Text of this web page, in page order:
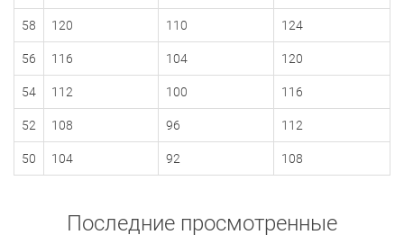
58 120 110 124
56 116 104 120
54 112 100 116
52 108 96 112
50 104 92 108
Последние просмотренные